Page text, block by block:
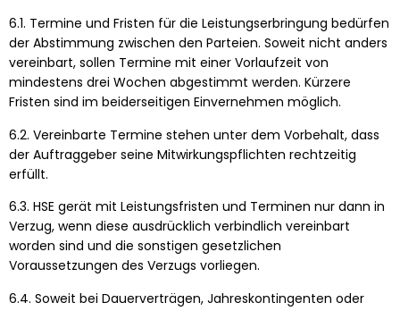
6.1. Termine und Fristen für die Leistungserbringung bedürfen
der Abstimmung zwischen den Parteien. Soweit nicht anders
vereinbart, sollen Termine mit einer Vorlaufzeit von
mindestens drei Wochen abgestimmt werden. Kürzere
Fristen sind im beiderseitigen Einvernehmen möglich.
6.2. Vereinbarte Termine stehen unter dem Vorbehalt, dass
der Auftraggeber seine Mitwirkungspflichten rechtzeitig
erfüllt.
6.3. HSE gerät mit Leistungsfristen und Terminen nur dann in
Verzug, wenn diese ausdrücklich verbindlich vereinbart
worden sind und die sonstigen gesetzlichen
Voraussetzungen des Verzugs vorliegen.
6.4. Soweit bei Dauerverträgen, Jahreskontingenten oder